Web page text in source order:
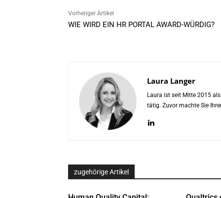
Vorheriger Artikel
WIE WIRD EIN HR PORTAL AWARD-WÜRDIG?
Laura Langer
Laura ist seit Mitte 2015
tätig. Zuvor machte Sie
zugehörige Artikel